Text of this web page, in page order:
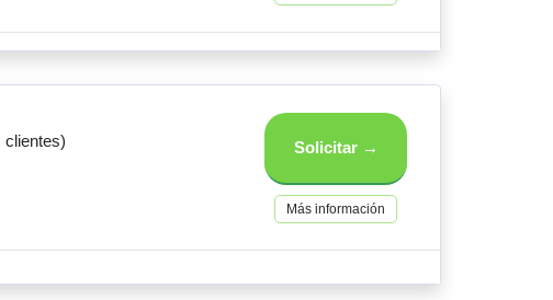
clientes)
Solicitar →
Más información